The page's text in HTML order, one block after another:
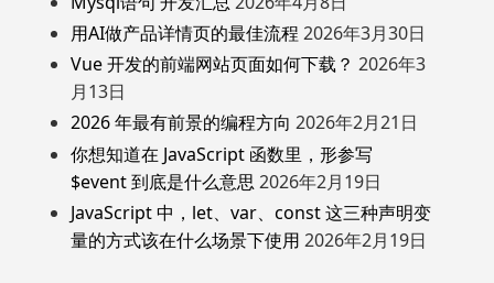
用AI做产品详情页的最佳流程 2026年3月30日
Vue 开发的前端网站页面如何下载？ 2026年3
月13日
2026 年最有前景的编程方向 2026年2月21日
你想知道在 JavaScript 函数里，形参写
$event 到底是什么意思 2026年2月19日
JavaScript 中，let、var、const 这三种声明变
量的方式该在什么场景下使用 2026年2月19日